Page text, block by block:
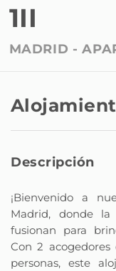
1II
MADRID -
Descripción
¡Bienvenido a
Madrid, donde
fusionan para
Con 2
personas, este